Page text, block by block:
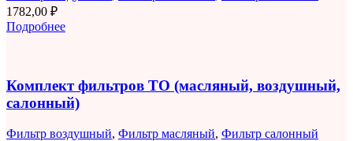
1782,00 ₽
Подробнее
Комплект фильтров ТО (масляный, воздушный,
салонный)
Фильтр воздушный, Фильтр масляный, Фильтр салонный